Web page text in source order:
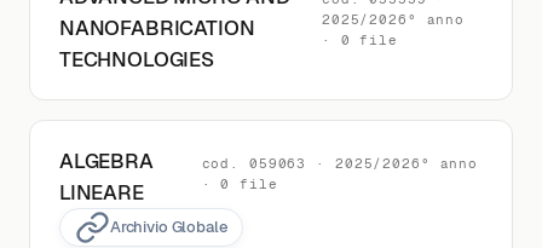
NANOFABRICATION
TECHNOLOGIES
2025/2026° anno
· 0 file
ALGEBRA
LINEARE
cod. 059063 · 2025/2026° anno
· 0 file
Archivio Globale